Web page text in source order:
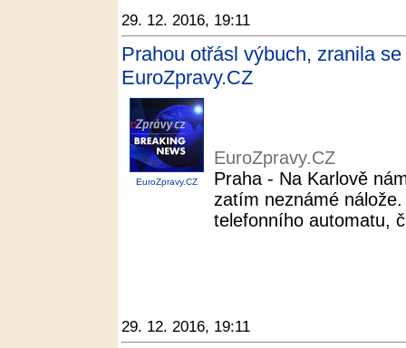
29. 12. 2016, 19:11
Prahou otřásl výbuch, zranila
EuroZpravy.CZ
EuroZpravy.CZ
EuroZpravy.CZ
Praha - Na Karlově
zatím neznámé
telefonního automatu,
29. 12. 2016, 19:11